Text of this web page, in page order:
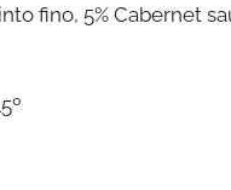
fino, 5% Cabernet